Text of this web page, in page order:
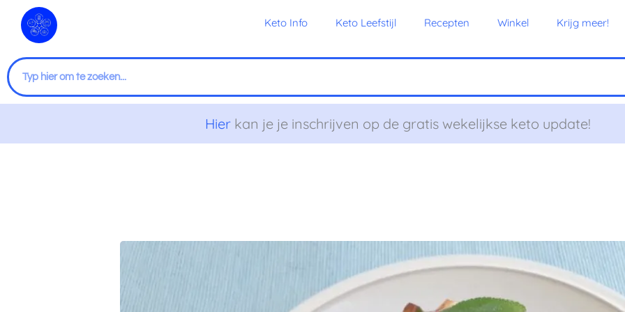
naar
inhoud
Keto Info Keto Leefstijl Recepten Winkel Krijg meer!
Zoeken
Hierkan je je inschrijven op de gratis wekelijkse keto update!